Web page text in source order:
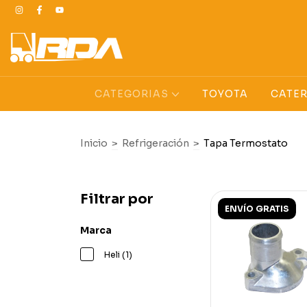
CATEGORIAS TOYOTA
Inicio > Refrigeración > Tapa Termostato
Filtrar por
Marca
Heli (1)
ENVÍO GRATIS